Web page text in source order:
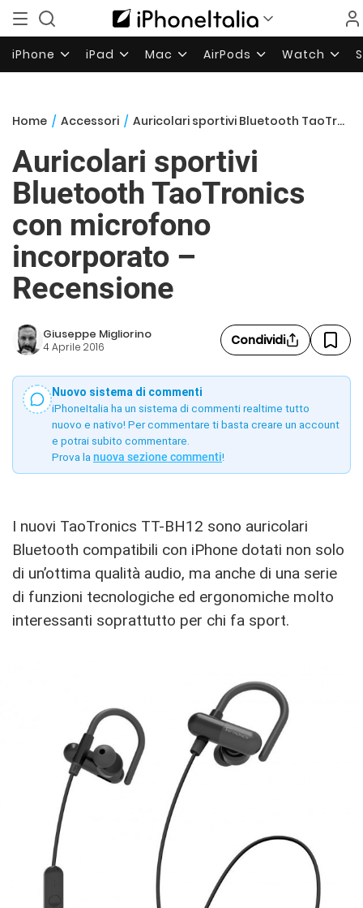
iPhone iPad Mac AirPods Watch
Home / Accessori / Auricolari sportivi Bluetooth TaoTronics con microfono incorporato – Recensione
Auricolari sportivi
Bluetooth TaoTronics
con microfono
incorporato –
Recensione
Giuseppe Migliorino
4 Aprile 2016 Condividi
Nuovo sistema di commenti
iPhoneItalia ha un sistema di commenti realtime tutto
nuovo e nativo! Per commentare ti basta creare un account
e potrai subito commentare.
Prova la nuova sezione commenti!
I nuovi TaoTronics TT-BH12 sono auricolari
Bluetooth compatibili con iPhone dotati non solo
di un’ottima qualità audio, ma anche di una serie
di funzioni tecnologiche ed ergonomiche molto
interessanti soprattutto per chi fa sport.